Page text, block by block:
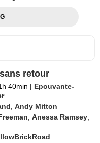
retour
40min | Epouvante-
,Andy Mitton
,Anessa Ramsey